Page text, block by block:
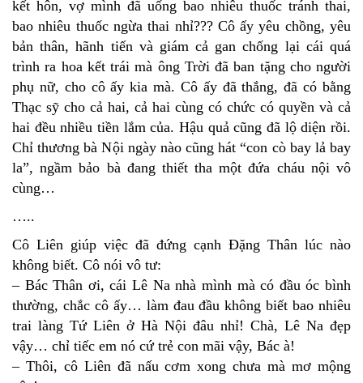
kết hôn, vợ mình đã uống bao nhiêu thuốc tránh thai,
bao nhiêu thuốc ngừa thai nhỉ??? Cô ấy yêu chồng, yêu
bản thân, hãnh tiến và giám cả gan chống lại cái quá
trình ra hoa kết trái mà ông Trời đã ban tặng cho người
phụ nữ, cho cô ấy kia mà. Cô ấy đã thắng, đã có bằng
Thạc sỹ cho cả hai, cả hai cùng có chức có quyền và cả
hai đều nhiều tiền lắm của. Hậu quả cũng đã lộ diện rồi.
Chỉ thương bà Nội ngày nào cũng hát “con cò bay lả bay
la”, ngầm bảo bà đang thiết tha một đứa cháu nội vô
cùng…
…..
Cô Liên giúp việc đã đứng cạnh Đặng Thân lúc nào
không biết. Cô nói vô tư:
– Bác Thân ơi, cái Lê Na nhà mình mà có đầu óc bình
thường, chắc cô ấy… làm đau đầu không biết bao nhiêu
trai làng Tứ Liên ở Hà Nội đâu nhỉ! Chà, Lê Na đẹp
vậy… chỉ tiếc em nó cứ trẻ con mãi vậy, Bác à!
– Thôi, cô Liên đã nấu cơm xong chưa mà mơ mộng